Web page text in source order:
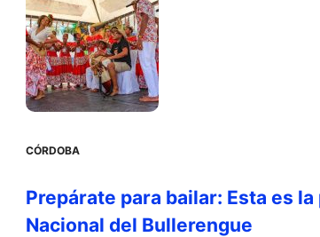
CÓRDOBA
Prepárate para bailar: Esta es
Nacional del Bullerengue